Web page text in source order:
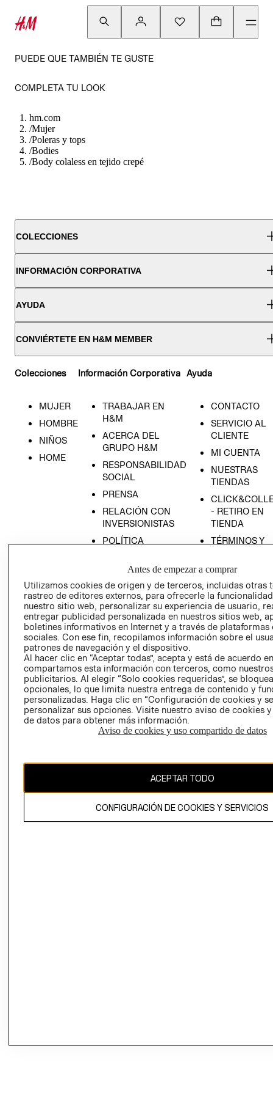
PUEDE QUE TAMBIÉN TE GUSTE
COMPLETA TU LOOK
hm.com
/Mujer
/Poleras y tops
/Bodies
/Body colaless en tejido crepé
COLECCIONES
INFORMACIÓN CORPORATIVA
AYUDA
CONVIÉRTETE EN H&M MEMBER
Colecciones
MUJER
HOMBRE
NIÑOS
HOME
Información Corporativa
TRABAJAR EN
H&M
ACERCA DEL
GRUPO H&M
RESPONSABILIDAD
SOCIAL
PRENSA
RELACIÓN CON
INVERSIONISTAS
POLÍTICA
Ayuda
CONTACTO
SERVICIO AL
CLIENTE
MI CUENTA
NUESTRAS
TIENDAS
- RETIRO EN
TIENDA
TÉRMINOS Y
AVISO DE
PRIVACIDAD
GIFT CARD
AVISO DE
COOKIES
Chile ($)
El contenido de esta página web está protegido por copyright y es
Antes de empezar a comprar
Utilizamos cookies de origen y de terceros, incluidas otras
rastreo de editores externos, para ofrecerle la
nuestro sitio web, personalizar su experiencia de usuario,
entregar publicidad personalizada en nuestros sitios web,
boletines informativos en Internet y a través de plataformas
sociales. Con ese fin, recopilamos información sobre el
patrones de navegación y el dispositivo.
Al hacer clic en “Aceptar todas”, acepta y está de acuerdo
compartamos esta información con terceros, como
publicitarios. Al elegir “Solo cookies requeridas”, se
opcionales, lo que limita nuestra entrega de contenido y
personalizadas. Haga clic en “Configuración de cookies y
personalizar sus opciones. Visite nuestro aviso de cookies
de datos para obtener más información.
Aviso de cookies y uso compartido de datos
ACEPTAR TODO
CONFIGURACIÓN DE COOKIES Y SERVICIOS